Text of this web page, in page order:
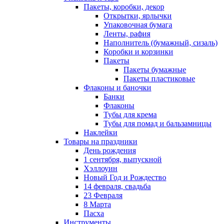
Пакеты, коробки, декор
Открытки, ярлычки
Упаковочная бумага
Ленты, рафия
Наполнитель (бумажный, сизаль)
Коробки и корзинки
Пакеты
Пакеты бумажные
Пакеты пластиковые
Флаконы и баночки
Банки
Флаконы
Тубы для крема
Тубы для помад и бальзамницы
Наклейки
Товары на праздники
День рождения
1 сентября, выпускной
Хэллоуин
Новый Год и Рождество
14 февраля, свадьба
23 Февраля
8 Марта
Пасха
Инструменты